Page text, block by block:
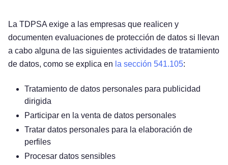
La TDPSA exige a las empresas que realicen y
documenten evaluaciones de protección de datos si llevan
a cabo alguna de las siguientes actividades de tratamiento
de datos, como se explica en la sección 541.105:
Tratamiento de datos personales para publicidad
dirigida
Participar en la venta de datos personales
Tratar datos personales para la elaboración de
perfiles
Procesar datos sensibles